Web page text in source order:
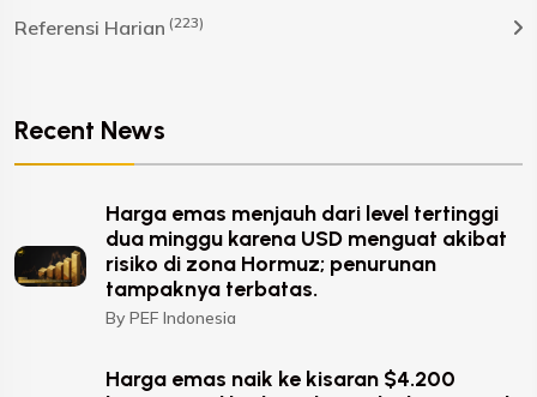
Referensi Harian (223)
Recent News
Harga emas menjauh dari level tertinggi
dua minggu karena USD menguat akibat
risiko di zona Hormuz; penurunan
tampaknya terbatas.
By PEF Indonesia
Harga emas naik ke kisaran $4.200